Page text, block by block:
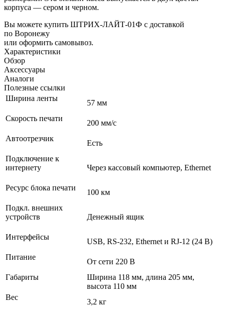
корпуса — сером и черном.
Вы можете купить ШТРИХ-ЛАЙТ-01Ф с доставкой
по Воронежу
или оформить самовывоз.
Характеристики
Обзор
Аксессуары
Аналоги
Полезные ссылки
Ширина ленты
57 мм
Скорость печати
200 мм/с
Автоотрезчик
Есть
Подключение к
интернету
Через кассовый компьютер, Ethernet
Ресурс блока печати
100 км
Подкл. внешних
устройств
Денежный ящик
Интерфейсы
USB, RS-232, Ethernet и RJ-12 (24 В)
Питание
От сети 220 В
Габариты
Ширина 118 мм, длина 205 мм,
высота 110 мм
Вес
3,2 кг